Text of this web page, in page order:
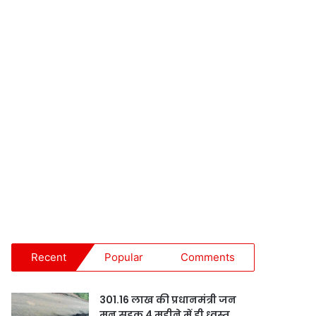
Recent Popular Comments
301.16 लाख की प्रधानमंत्री जन